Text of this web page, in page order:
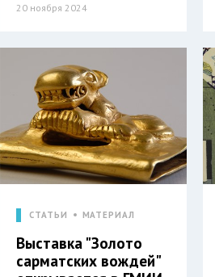
20 ноября 2024
СТАТЬИ МАТЕРИАЛ
Выставка "Золото
сарматских вождей"